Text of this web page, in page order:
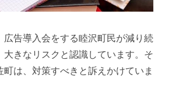
広告導入会をする睦沢町民が減り続
大きなリスクと認識しています。そ
町は、対策すべきと訴えかけていま